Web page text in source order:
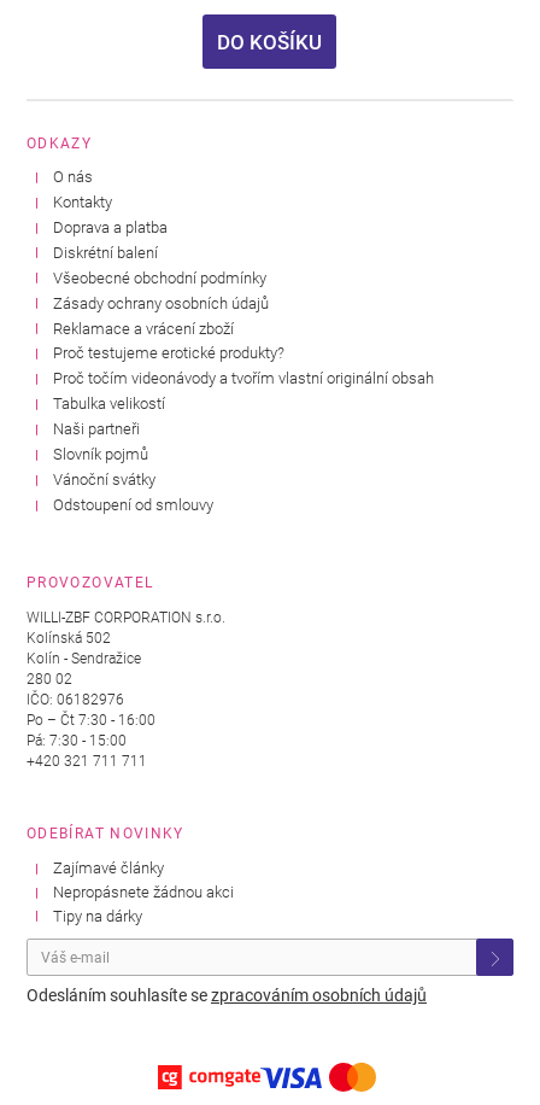
DO KOŠÍKU
ODKAZY
O nás
Kontakty
Doprava a platba
Diskrétní balení
Všeobecné obchodní podmínky
Zásady ochrany osobních údajů
Reklamace a vrácení zboží
Proč testujeme erotické produkty?
Proč točím videonávody a tvořím vlastní originální obsah
Tabulka velikostí
Naši partneři
Slovník pojmů
Vánoční svátky
Odstoupení od smlouvy
PROVOZOVATEL
WILLI-ZBF CORPORATION s.r.o.
Kolínská 502
Kolín - Sendražice
280 02
IČO: 06182976
Po – Čt 7:30 - 16:00
Pá: 7:30 - 15:00
+420 321 711 711
ODEBÍRAT NOVINKY
Zajímavé články
Nepropásnete žádnou akci
Tipy na dárky
Odesláním souhlasíte sezpracováním osobních údajů